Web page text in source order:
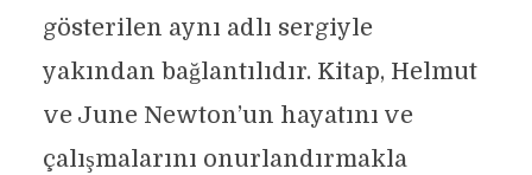
gösterilen aynı adlı sergiyle
yakından bağlantılıdır. Kitap, Helmut
ve June Newton’un hayatını ve
çalışmalarını onurlandırmakla